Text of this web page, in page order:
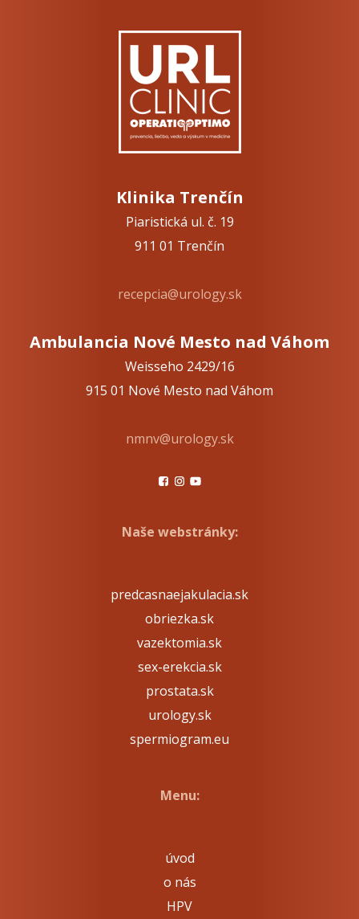
Klinika Trenčín
Piaristická ul. č. 19
911 01 Trenčín
recepcia@urology.sk
Ambulancia Nové Mesto nad Váhom
Weisseho 2429/16
915 01 Nové Mesto nad Váhom
nmnv@urology.sk
Naše webstránky:
predcasnaejakulacia.sk
obriezka.sk
vazektomia.sk
sex-erekcia.sk
prostata.sk
urology.sk
spermiogram.eu
Menu:
úvod
o nás
HPV